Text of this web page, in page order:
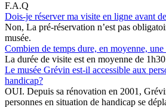
F.A.Q
Dois-je réserver ma visite en ligne avant
Non, La pré-réservation n’est pas
musée.
Combien de temps dure, en moyenne, une
La durée de visite est en moyenne de
Le musée Grévin est-il accessible aux
handicap?
OUI. Depuis sa rénovation en 2001,
personnes en situation de handicap se